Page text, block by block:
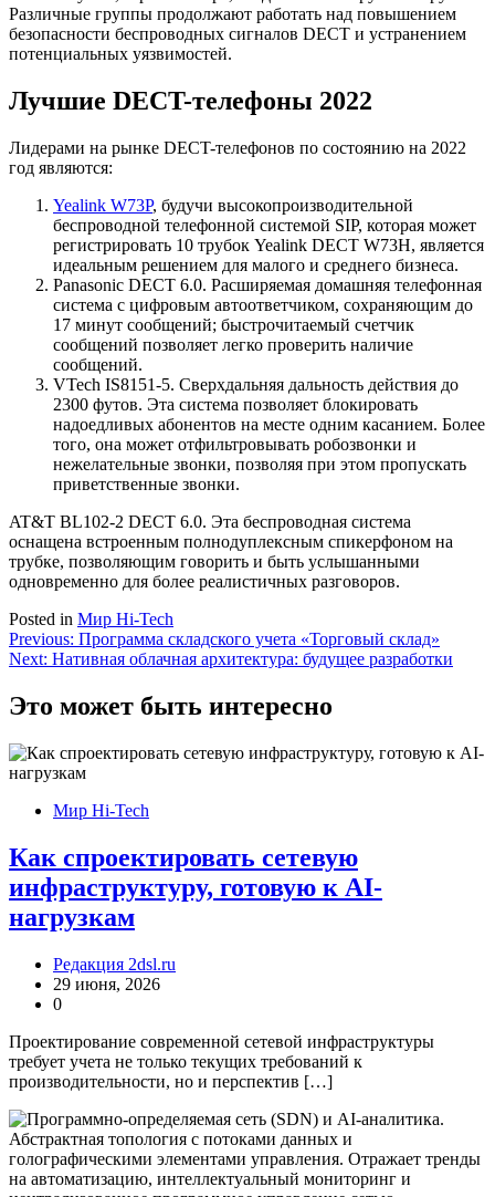
Различные группы продолжают работать над повышением
безопасности беспроводных сигналов DECT и устранением
потенциальных уязвимостей.
Лучшие DECT-телефоны 2022
Лидерами на рынке DECT-телефонов по состоянию на 2022
год являются:
Yealink W73P, будучи высокопроизводительной
беспроводной телефонной системой SIP, которая может
регистрировать 10 трубок Yealink DECT W73H, является
идеальным решением для малого и среднего бизнеса.
Panasonic DECT 6.0. Расширяемая домашняя телефонная
система с цифровым автоответчиком, сохраняющим до
17 минут сообщений; быстрочитаемый счетчик
сообщений позволяет легко проверить наличие
сообщений.
VTech IS8151-5. Сверхдальняя дальность действия до
2300 футов. Эта система позволяет блокировать
надоедливых абонентов на месте одним касанием. Более
того, она может отфильтровывать робозвонки и
нежелательные звонки, позволяя при этом пропускать
приветственные звонки.
AT&T BL102-2 DECT 6.0. Эта беспроводная система
оснащена встроенным полнодуплексным спикерфоном на
трубке, позволяющим говорить и быть услышанными
одновременно для более реалистичных разговоров.
Posted in Мир Hi-Tech
Навигация
по
записям
Previous: Программа складского учета «Торговый склад»
Next: Нативная облачная архитектура: будущее разработки
Это может быть интересно
Мир Hi-Tech
Как спроектировать сетевую
инфраструктуру, готовую к AI-
нагрузкам
Редакция 2dsl.ru
29 июня, 2026
0
Проектирование современной сетевой инфраструктуры
требует учета не только текущих требований к
производительности, но и перспектив […]